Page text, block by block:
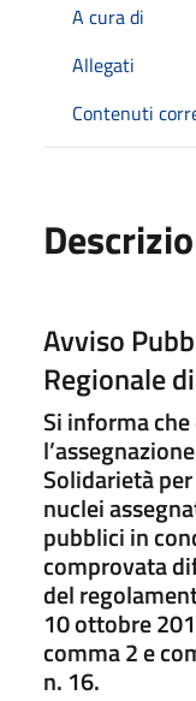
A cura di
Allegati
Contenuti
Avviso
Regionale
Si informa
Solidarietà
nuclei
pubblici in
comprovata
del
10 ottobre
comma 2 e
n. 16.